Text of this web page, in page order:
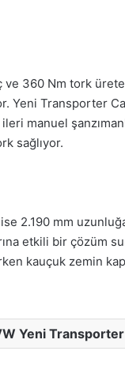
360 Nm tork
Yeni Transporter
manuel
sağlıyor.
2.190 mm
etkili bir çözüm
kauçuk zemin
Yeni Transporter
Süreci